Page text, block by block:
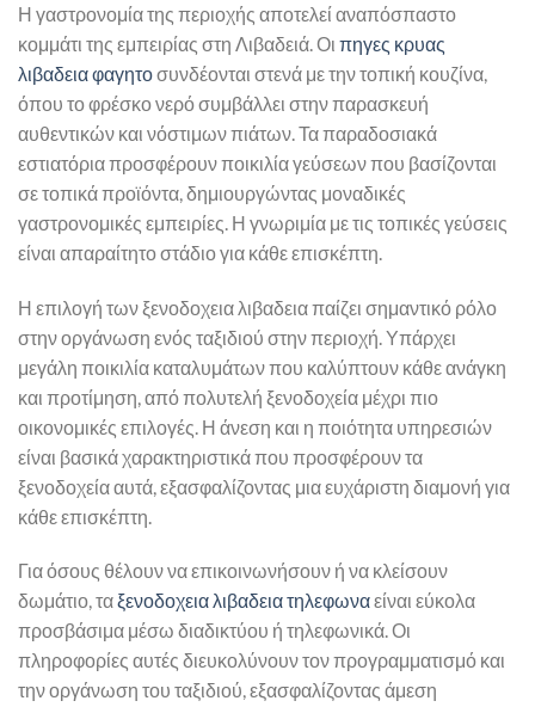
Η γαστρονομία της περιοχής αποτελεί αναπόσπαστο
κομμάτι της εμπειρίας στη Λιβαδειά. Οι πηγες κρυας
λιβαδεια φαγητοσυνδέονται στενά με την τοπική κουζίνα,
όπου το φρέσκο νερό συμβάλλει στην παρασκευή
αυθεντικών και νόστιμων πιάτων. Τα παραδοσιακά
εστιατόρια προσφέρουν ποικιλία γεύσεων που βασίζονται
σε τοπικά προϊόντα, δημιουργώντας μοναδικές
γαστρονομικές εμπειρίες. Η γνωριμία με τις τοπικές γεύσεις
είναι απαραίτητο στάδιο για κάθε επισκέπτη.
Η επιλογή των ξενοδοχεια λιβαδεια παίζει σημαντικό ρόλο
στην οργάνωση ενός ταξιδιού στην περιοχή. Υπάρχει
μεγάλη ποικιλία καταλυμάτων που καλύπτουν κάθε ανάγκη
και προτίμηση, από πολυτελή ξενοδοχεία μέχρι πιο
οικονομικές επιλογές. Η άνεση και η ποιότητα υπηρεσιών
είναι βασικά χαρακτηριστικά που προσφέρουν τα
ξενοδοχεία αυτά, εξασφαλίζοντας μια ευχάριστη διαμονή για
κάθε επισκέπτη.
Για όσους θέλουν να επικοινωνήσουν ή να κλείσουν
δωμάτιο, ταξενοδοχεια λιβαδεια τηλεφωναείναι εύκολα
προσβάσιμα μέσω διαδικτύου ή τηλεφωνικά. Οι
πληροφορίες αυτές διευκολύνουν τον προγραμματισμό και
την οργάνωση του ταξιδιού, εξασφαλίζοντας άμεση